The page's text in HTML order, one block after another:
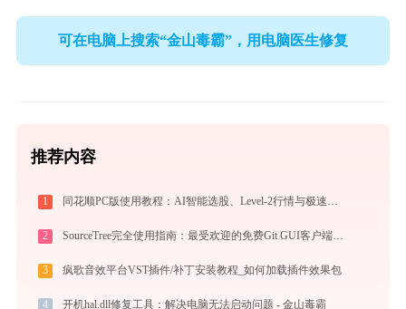
可在电脑上搜索“金山毒霸”，用电脑医生修复
推荐内容
1 同花顺PC版使用教程：AI智能选股、Level-2行情与极速交易一站式炒股指南
2 SourceTree完全使用指南：最受欢迎的免费Git GUI客户端从入门到精通（2026最新）
3 疯歌音效平台VST插件/补丁安装教程_如何加载插件效果包
4 开机hal.dll修复工具：解决电脑无法启动问题 - 金山毒霸